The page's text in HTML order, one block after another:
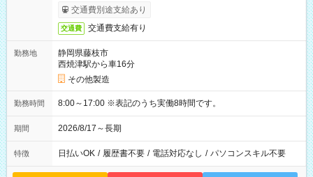
交通費別途支給あり
交通費 交通費支給有り
勤務地
静岡県藤枝市
西焼津駅から車16分
その他製造
勤務時間 8:00～17:00 ※表記のうち実働8時間です。
期間 2026/8/17～長期
特徴 日払いOK / 履歴書不要 / 電話対応なし / パソコンスキル不要